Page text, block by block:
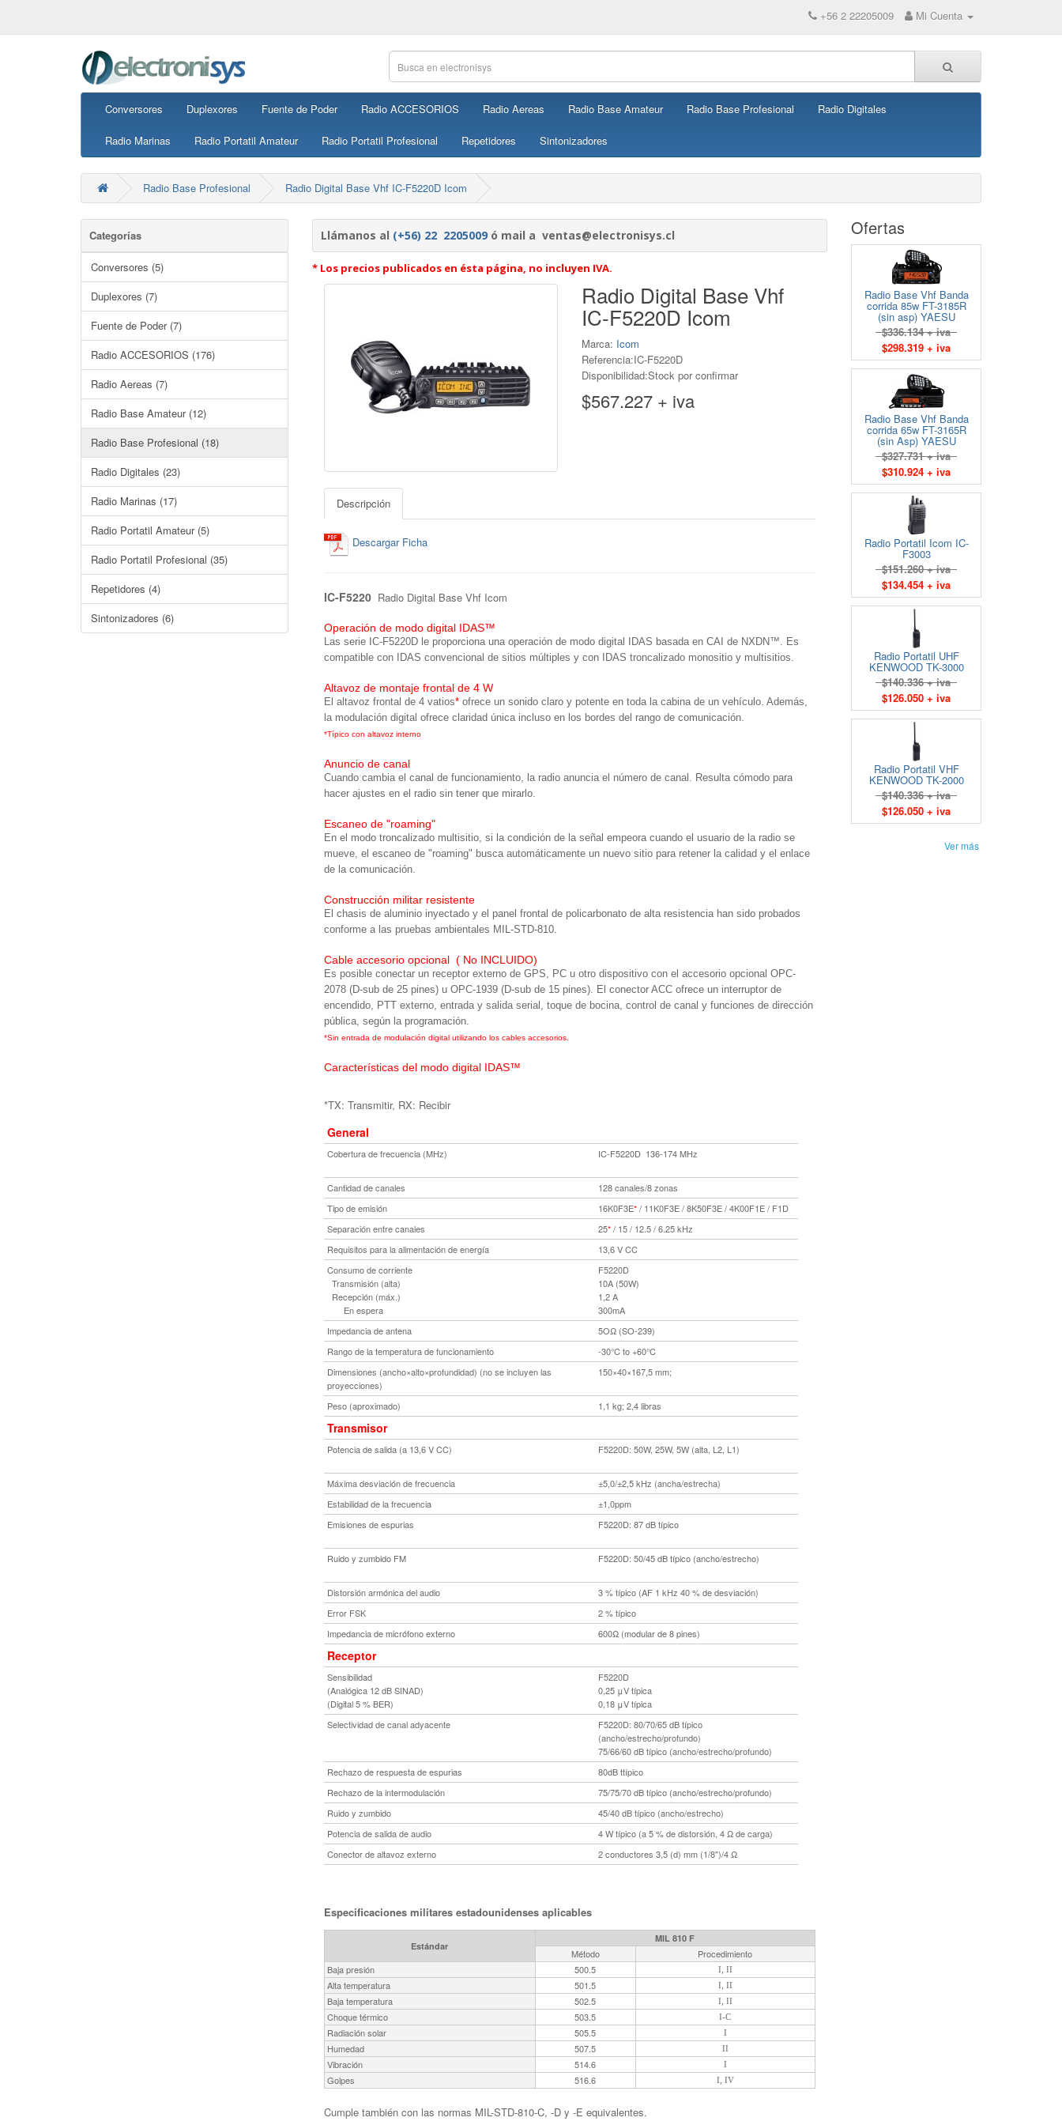
+56 2 22205009 Mi Cuenta
Conversores Duplexores Fuente de Poder Radio ACCESORIOS Radio Aereas Radio Base Amateur Radio Base Profesional Radio Digitales
Radio Marinas Radio Portatil Amateur Radio Portatil Profesional Repetidores Sintonizadores
Radio Base Profesional Radio Digital Base Vhf IC-F5220D Icom
Categorías
Conversores (5)
Duplexores (7)
Fuente de Poder (7)
Radio ACCESORIOS (176)
Radio Aereas (7)
Radio Base Amateur (12)
Radio Base Profesional (18)
Radio Digitales (23)
Radio Marinas (17)
Radio Portatil Amateur (5)
Radio Portatil Profesional (35)
Repetidores (4)
Sintonizadores (6)
Llámanos al (+56) 22 2205009ó mail a ventas@electronisys.cl
* Los precios publicados en ésta página, no incluyen IVA.
Radio Digital Base Vhf
IC-F5220D Icom
Marca: Icom
Referencia:IC-F5220D
Disponibilidad:Stock por confirmar
$567.227 + iva
Descripción
Descargar Ficha
IC-F5220Radio Digital Base Vhf Icom
Operación de modo digital IDAS™
Las serie IC-F5220D le proporciona una operación de modo digital IDAS basada en CAI de NXDN™. Es
compatible con IDAS convencional de sitios múltiples y con IDAS troncalizado monositio y multisitios.
Altavoz de montaje frontal de 4 W
El altavoz frontal de 4 vatios*ofrece un sonido claro y potente en toda la cabina de un vehículo. Además,
la modulación digital ofrece claridad única incluso en los bordes del rango de comunicación.
*Típico con altavoz interno
Anuncio de canal
Cuando cambia el canal de funcionamiento, la radio anuncia el número de canal. Resulta cómodo para
hacer ajustes en el radio sin tener que mirarlo.
Escaneo de "roaming"
En el modo troncalizado multisitio, si la condición de la señal empeora cuando el usuario de la radio se
mueve, el escaneo de "roaming" busca automáticamente un nuevo sitio para retener la calidad y el enlace
de la comunicación.
Construcción militar resistente
El chasis de aluminio inyectado y el panel frontal de policarbonato de alta resistencia han sido probados
conforme a las pruebas ambientales MIL-STD-810.
Cable accesorio opcional ( No INCLUIDO)
Es posible conectar un receptor externo de GPS, PC u otro dispositivo con el accesorio opcional OPC-
2078 (D-sub de 25 pines) u OPC-1939 (D-sub de 15 pines). El conector ACC ofrece un interruptor de
encendido, PTT externo, entrada y salida serial, toque de bocina, control de canal y funciones de dirección
pública, según la programación.
*Sin entrada de modulación digital utilizando los cables accesorios.
Características del modo digital IDAS™
*TX: Transmitir, RX: Recibir
General
Cobertura de frecuencia (MHz) IC-F5220D 136-174 MHz
Cantidad de canales
128 canales/8 zonas
Tipo de emisión
16K0F3E*/ 11K0F3E / 8K50F3E / 4K00F1E / F1D
Separación entre canales
25*/ 15 / 12.5 / 6.25 kHz
Requisitos para la alimentación de energía
13,6 V CC
Consumo de corriente
Transmisión (alta)
Recepción (máx.)
En espera
F5220D
10A (50W)
1,2 A
300mA
Impedancia de antena
5OΩ (SO-239)
Rango de la temperatura de funcionamiento
-30°C to +60°C
Dimensiones (ancho×alto×profundidad) (no se incluyen las
proyecciones)
150×40×167,5 mm;
Peso (aproximado) 1,1 kg; 2,4 libras
Transmisor
Potencia de salida (a 13,6 V CC) F5220D: 50W, 25W, 5W (alta, L2, L1)
Máxima desviación de frecuencia
±5,0/±2,5 kHz (ancha/estrecha)
Estabilidad de la frecuencia
±1,0ppm
Emisiones de espurias
F5220D: 87 dB típico
Ruido y zumbido FM F5220D: 50/45 dB típico (ancho/estrecho)
Distorsión armónica del audio
3 % típico (AF 1 kHz 40 % de desviación)
Error FSK
2 % típico
Impedancia de micrófono externo
600Ω (modular de 8 pines)
Receptor
Sensibilidad
(Analógica 12 dB SINAD)
(Digital 5 % BER)
F5220D
0,25 μV típica
0,18 μV típica
Selectividad de canal adyacente
F5220D: 80/70/65 dB típico
(ancho/estrecho/profundo)
75/66/60 dB típico (ancho/estrecho/profundo)
Rechazo de respuesta de espurias
80dB ttípico
Rechazo de la intermodulación
75/75/70 dB típico (ancho/estrecho/profundo)
Ruido y zumbido
45/40 dB típico (ancho/estrecho)
Potencia de salida de audio
4 W típico (a 5 % de distorsión, 4 Ω de carga)
Conector de altavoz externo
2 conductores 3,5 (d) mm (1/8")/4 Ω
Especificaciones militares estadounidenses aplicables
Estándar
MIL 810 F
Método
Procedimiento
Baja presión
500.5 I, II
Alta temperatura 501.5 I, II
Baja temperatura 502.5 I, II
Choque térmico 503.5 I-C
Radiación solar 505.5 I
Humedad 507.5 II
Vibración 514.6 I
Golpes 516.6 I, IV
Cumple también con las normas MIL-STD-810-C, -D y -E equivalentes.
Ofertas
Radio Base Vhf Banda
corrida 85w FT-3185R
(sin asp) YAESU
$336.134 + iva
$298.319 + iva
Radio Base Vhf Banda
corrida 65w FT-3165R
(sin Asp) YAESU
$327.731 + iva
$310.924 + iva
Radio Portatil Icom IC-
F3003
$151.260 + iva
$134.454 + iva
Radio Portatil UHF
KENWOOD TK-3000
$140.336 + iva
$126.050 + iva
Radio Portatil VHF
KENWOOD TK-2000
$140.336 + iva
$126.050 + iva
Ver más